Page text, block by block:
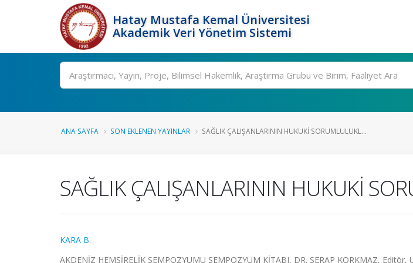
Hatay Mustafa Kemal Üniversitesi
Akademik Veri Yönetim Sistemi
Ara
ANA SAYFA SON EKLENEN YAYINLAR SAĞLIK ÇALIŞANLARININ HUKUKİ SORUMLULUKL...
SAĞLIK ÇALIŞANLARININ HUKUKİ
KARA B.
AKDENİZ HEMŞİRELİK SEMPOZYUMU SEMPOZYUM KİTABI, DR. SERAP KORKMAZ, Editör,